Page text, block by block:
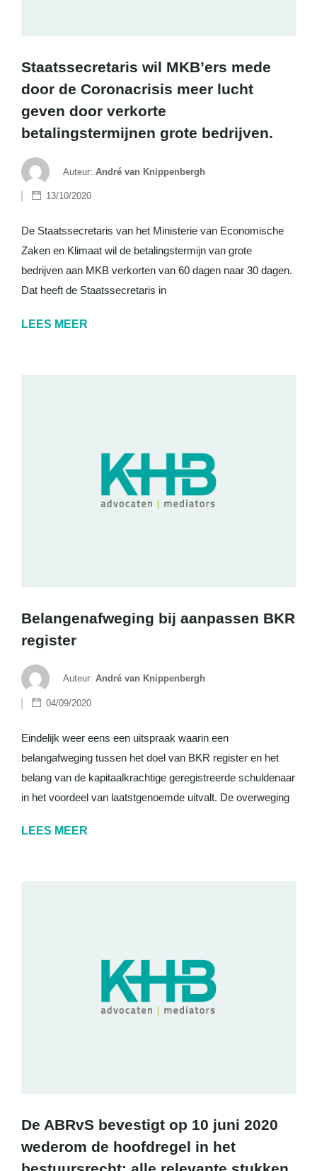
Staatssecretaris wil MKB’ers mede
door de Coronacrisis meer lucht
geven door verkorte
betalingstermijnen grote bedrijven.
Auteur: André van Knippenbergh
13/10/2020
De Staatssecretaris van het Ministerie van Economische
Zaken en Klimaat wil de betalingstermijn van grote
bedrijven aan MKB verkorten van 60 dagen naar 30 dagen.
Dat heeft de Staatssecretaris in
LEES MEER
Belangenafweging bij aanpassen BKR
register
Auteur: André van Knippenbergh
04/09/2020
Eindelijk weer eens een uitspraak waarin een
belangafweging tussen het doel van BKR register en het
belang van de kapitaalkrachtige geregistreerde schuldenaar
in het voordeel van laatstgenoemde uitvalt. De overweging
LEES MEER
De ABRvS bevestigt op 10 juni 2020
wederom de hoofdregel in het